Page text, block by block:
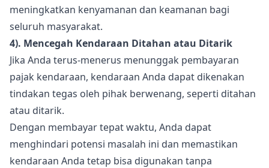
meningkatkan kenyamanan dan keamanan bagi
seluruh masyarakat.
4). Mencegah Kendaraan Ditahan atau Ditarik
Jika Anda terus-menerus menunggak pembayaran
pajak kendaraan, kendaraan Anda dapat dikenakan
tindakan tegas oleh pihak berwenang, seperti ditahan
atau ditarik.
Dengan membayar tepat waktu, Anda dapat
menghindari potensi masalah ini dan memastikan
kendaraan Anda tetap bisa digunakan tanpa